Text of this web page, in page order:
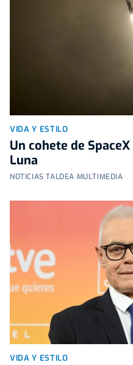
VIDA Y ESTILO
Un cohete de
Luna
NOTICIAS TALDEA MULTIMEDIA
VIDA Y ESTILO